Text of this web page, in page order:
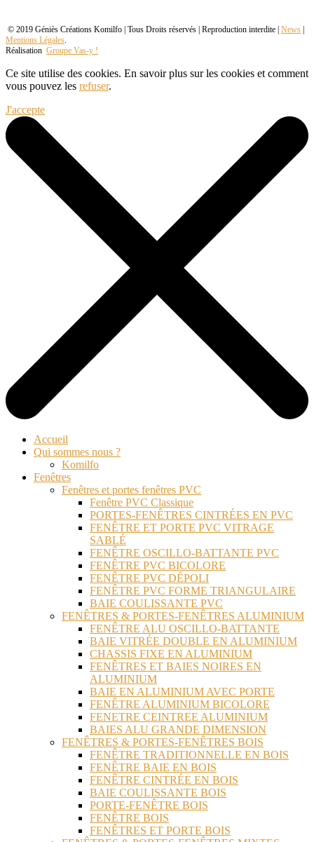
© 2019 Géniès Créations Komilfo | Tous Droits réservés | Reproduction interdite | News
Mentions Légales.
Réalisation Groupe Vas-y !
Ce site utilise des cookies. En savoir plus sur les cookies et comment
vous pouvez les refuser.
J'accepte
Accueil
Qui sommes nous ?
Komilfo
Fenêtres
Fenêtres et portes fenêtres PVC
Fenêtre PVC Classique
PORTES-FENÊTRES CINTRÉES EN PVC
FENÊTRE ET PORTE PVC VITRAGE
SABLÉ
FENÊTRE OSCILLO-BATTANTE PVC
FENÊTRE PVC BICOLORE
FENÊTRE PVC DÉPOLI
FENÊTRE PVC FORME TRIANGULAIRE
BAIE COULISSANTE PVC
FENÊTRES & PORTES-FENÊTRES ALUMINIUM
FENÊTRE ALU OSCILLO-BATTANTE
BAIE VITRÉE DOUBLE EN ALUMINIUM
CHASSIS FIXE EN ALUMINIUM
FENÊTRES ET BAIES NOIRES EN
ALUMINIUM
BAIE EN ALUMINIUM AVEC PORTE
FENÊTRE ALUMINIUM BICOLORE
FENETRE CEINTREE ALUMINIUM
BAIES ALU GRANDE DIMENSION
FENÊTRES & PORTES-FENÊTRES BOIS
FENÊTRE TRADITIONNELLE EN BOIS
FENÊTRE BAIE EN BOIS
FENÊTRE CINTRÉE EN BOIS
BAIE COULISSANTE BOIS
PORTE-FENÊTRE BOIS
FENÊTRE BOIS
FENÊTRES ET PORTE BOIS